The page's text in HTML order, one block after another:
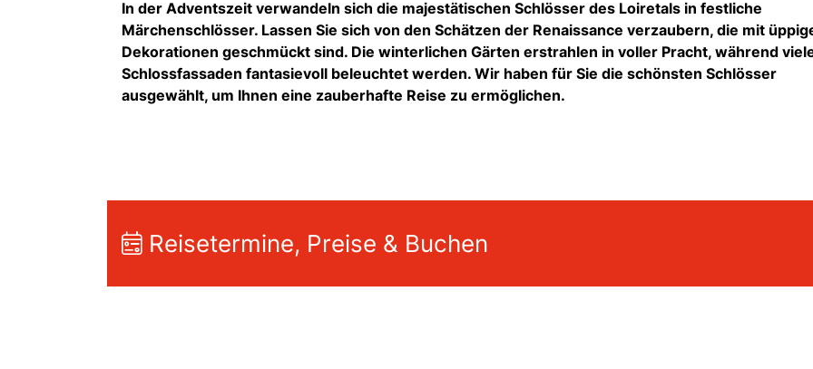
In der Adventszeit verwandeln sich die majestätischen Schlösser des Loiretals in festliche
Märchenschlösser. Lassen Sie sich von den Schätzen der Renaissance verzaubern, die mit
Dekorationen geschmückt sind. Die winterlichen Gärten erstrahlen in voller Pracht, während
Schlossfassaden fantasievoll beleuchtet werden. Wir haben für Sie die schönsten Schlösser
ausgewählt, um Ihnen eine zauberhafte Reise zu ermöglichen.
Reisetermine, Preise & Buchen